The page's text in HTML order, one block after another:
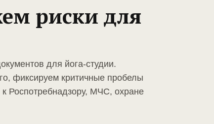
риски для
для йога-студии.
фиксируем критичные пробелы
Роспотребнадзору, МЧС, охране